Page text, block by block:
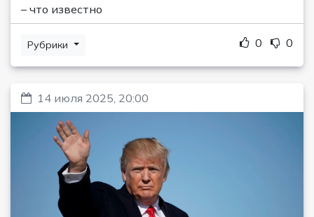
– что известно
Рубрики 0 0
14 июля 2025, 20:00